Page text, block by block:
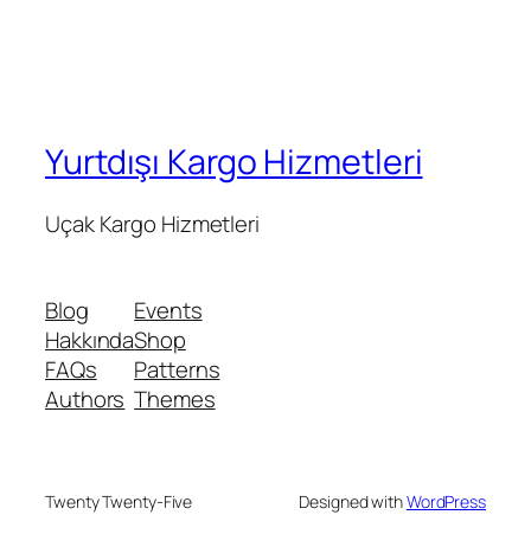
Yurtdışı Kargo Hizmetleri
Uçak Kargo Hizmetleri
Blog
Hakkında
FAQs
Authors
Events
Shop
Patterns
Themes
Twenty Twenty-Five Designed withWordPress